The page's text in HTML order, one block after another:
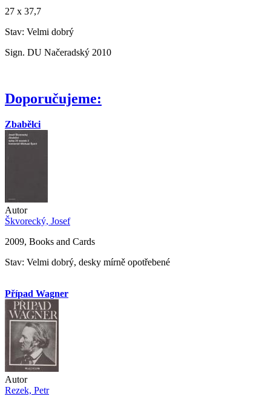
27 x 37,7
Stav: Velmi dobrý
Sign. DU Načeradský 2010
Doporučujeme:
Zbabělci
Autor
Škvorecký, Josef
2009, Books and Cards
Stav: Velmi dobrý, desky mírně opotřebené
Případ Wagner
Autor
Rezek, Petr